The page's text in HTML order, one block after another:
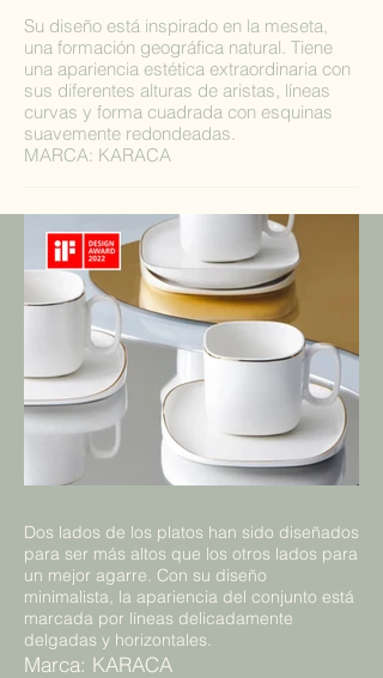
Su diseño está inspirado en la meseta,
una formación geográfica natural. Tiene
una apariencia estética extraordinaria con
sus diferentes alturas de aristas, líneas
curvas y forma cuadrada con esquinas
suavemente redondeadas.
MARCA: KARACA
Dos lados de los platos han sido diseñados
para ser más altos que los otros lados para
un mejor agarre. Con su diseño
minimalista, la apariencia del conjunto está
marcada por líneas delicadamente
delgadas y horizontales.
Marca: KARACA